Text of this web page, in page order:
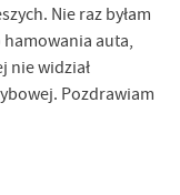
Nie raz byłam
auta,
nie widział
Pozdrawiam